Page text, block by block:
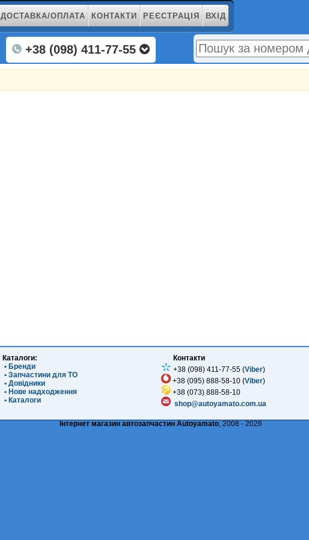
ДОСТАВКА/ОПЛАТА КОНТАКТИ РЕЄСТРАЦІЯ ВХІД
+38 (098) 411-77-55
Каталоги:
• Бренди
• Запчастини для ТО
• Довідники
• Нове надходження
• Каталоги
Контакти
+38 (098) 411-77-55 (Viber)
+38 (095) 888-58-10 (Viber)
+38 (073) 888-58-10
shop@autoyamato.com.ua
Інтернет магазин автозапчастин Autoyamato, 2008 - 2026